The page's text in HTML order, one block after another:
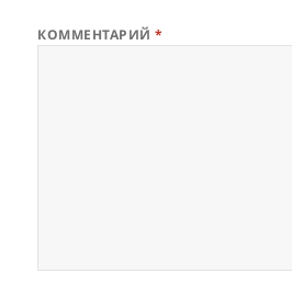
КОММЕНТАРИЙ*